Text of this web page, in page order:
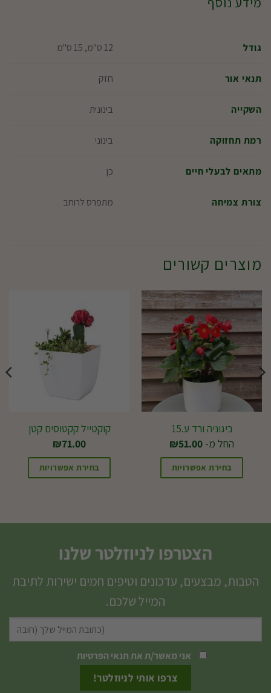
גודל 12 ס"מ, 15 ס"מ
תנאי אור חזק
השקייה בינונית
רמת תחזוקה בינוני
מתאים לבעלי חיים כן
צורת צמיחה מתפרס לרוחב
מוצרים קשורים
ביגוניה ורד ע.15
החל מ-
₪51.00
בחירת אפשרויות
יש
סוגים.
לבחור
האפשרויות
בעמוד
המוצר
קוקטייל קקטוסים קטן
₪71.00
בחירת אפשרויות
הצטרפו לניוזלטר שלנו
הטבות, מבצעים, עדכונים וטיפים חמים ישירות לתיבת
המייל שלכם.
אני מאשר/ת אתתנאי הפרטיות